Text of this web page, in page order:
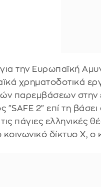
την Ευρωπαϊκή
χρηματοδοτικά
παρεμβάσεων
"SAFE 2" επί τη
πάγιες ελληνικές
δίκτυο Χ, ο